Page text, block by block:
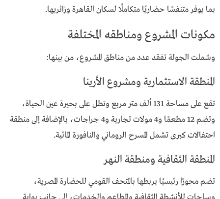
بما يوفر متنفسًا حضاريًا متكاملًا لسكان القاهرة وزائريها.
مكونات المشروع ومناطقه المختلفة
وشملت الجولة تفقد عدد من مناطق المشروع، من بينها:
المنطقة الاستثمارية ومشروع الأرينا
تقع على مساحة 131 ألف متر مربع وتطل على بحيرة عين الحياة،
وتضم 12 مطعمًا و4 مولات تجارية و4 جراجات، بالإضافة إلى منطقة
احتفالات كبرى تشمل المسرح الروماني والنافورة المائية.
المنطقة الثقافية ومنطقة النهر
تضم محورًا رئيسيًا يربطها بالمتحف القومي للحضارة المصرية،